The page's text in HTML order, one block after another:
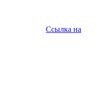
Ссылка на